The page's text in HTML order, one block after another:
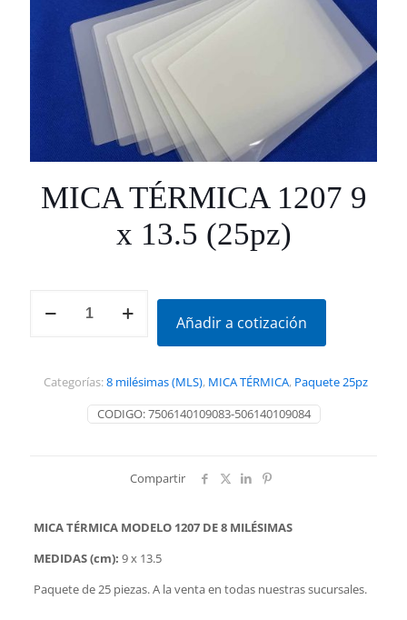
MICA TÉRMICA 1207 9
x 13.5 (25pz)
TÉRMICA
13.5
Añadir a cotización
CODIGO:7506140109083-506140109084
Categorías:8 milésimas (MLS), MICA TÉRMICA, Paquete 25pz
Compartir
MICA TÉRMICA MODELO 1207 DE 8 MILÉSIMAS
MEDIDAS (cm): 9 x 13.5
Paquete de 25 piezas. A la venta en todas nuestras sucursales.